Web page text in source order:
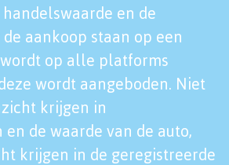
en de
aankoop staan op een
op alle platforms
wordt aangeboden. Niet
krijgen in
de waarde van de auto,
krijgen in de geregistreerde